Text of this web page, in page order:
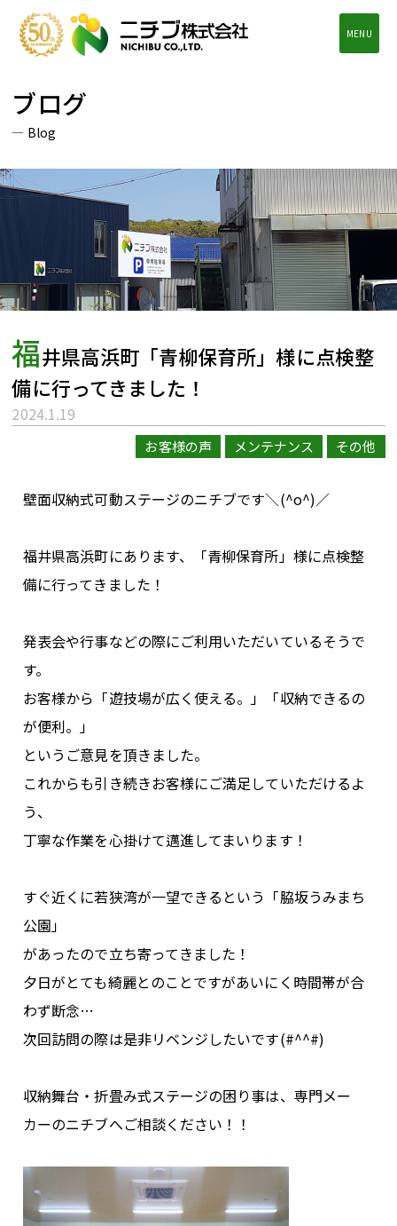
MENU
ブログ
Blog
福井県高浜町「青柳保育所」様に点検整
備に行ってきました！
2024.1.19
お客様の声 メンテナンス その他
壁面収納式可動ステージのニチブです＼(^o^)／
福井県高浜町にあります、「青柳保育所」様に点検整
備に行ってきました！
発表会や行事などの際にご利用いただいているそうで
す。
お客様から「遊技場が広く使える。」「収納できるの
が便利。」
というご意見を頂きました。
これからも引き続きお客様にご満足していただけるよ
う、
丁寧な作業を心掛けて邁進してまいります！
すぐ近くに若狭湾が一望できるという「脇坂うみまち
公園」
があったので立ち寄ってきました！
夕日がとても綺麗とのことですがあいにく時間帯が合
わず断念…
次回訪問の際は是非リベンジしたいです(#^^#)
収納舞台・折畳み式ステージの困り事は、専門メー
カーのニチブへご相談ください！！